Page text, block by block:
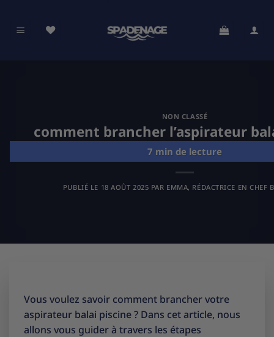
contenu
NON CLASSÉ
comment brancher l’aspirateur
PUBLIÉ LE 18 AOÛT 2025 PAR EMMA, RÉDACTRICE EN CHEF
Vous voulez savoir comment brancher votre
aspirateur balai piscine ? Dans cet article, nous
allons vous guider à travers les étapes